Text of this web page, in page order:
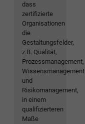
dass
zertifizierte
Organisationen
die
Gestaltungsfelder,
z.B. Qualität,
Prozessmanagement,
Wissensmanagement
und
Risikomanagement,
in einem
qualifizierteren
Maße